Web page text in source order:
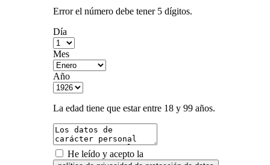
Error el número debe tener 5 dígitos.
Día
Mes
Año
La edad tiene que estar entre 18 y 99 años.
He leído y acepto la